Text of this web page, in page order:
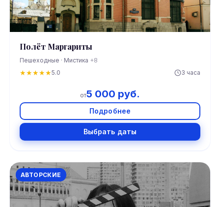
Полёт Маргариты
Пешеходные · Мистика +8
★★★★★5.0 3 часа
от5 000 руб.
Подробнее
Выбрать даты
АВТОРСКИЕ